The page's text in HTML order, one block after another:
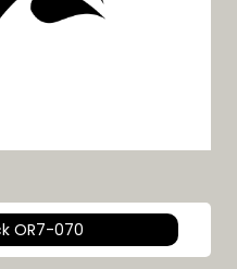
OR7-070